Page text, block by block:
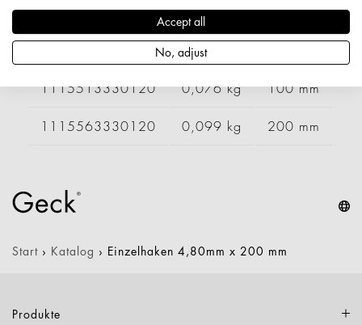
Gewicht
1115513330120 0,076 kg 100 mm
1115563330120 0,099 kg 200 mm
Start › Katalog › Einzelhaken 4,80mm x 200 mm
Produkte
Accept all
No, adjust